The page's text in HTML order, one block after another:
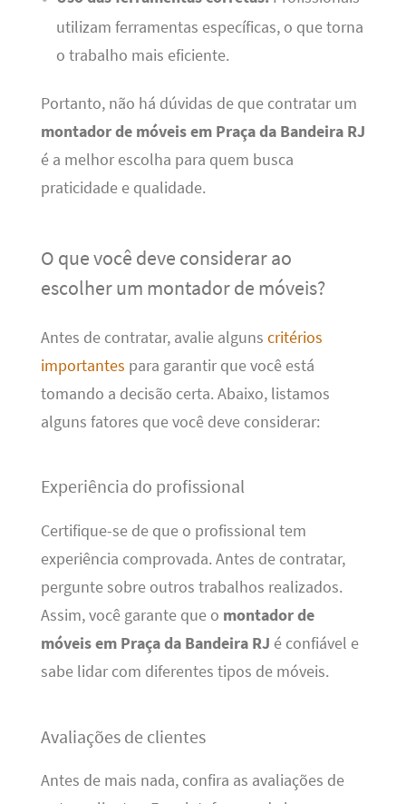
utilizam ferramentas específicas, o que torna
o trabalho mais eficiente.
Portanto, não há dúvidas de que contratar um
montador de móveis em Praça da Bandeira RJ
é a melhor escolha para quem busca
praticidade e qualidade.
O que você deve considerar ao
escolher um montador de móveis?
Antes de contratar, avalie alguns critérios
importantes para garantir que você está
tomando a decisão certa. Abaixo, listamos
alguns fatores que você deve considerar:
Experiência do profissional
Certifique-se de que o profissional tem
experiência comprovada. Antes de contratar,
pergunte sobre outros trabalhos realizados.
Assim, você garante que o montador de
móveis em Praça da Bandeira RJ é confiável e
sabe lidar com diferentes tipos de móveis.
Avaliações de clientes
Antes de mais nada, confira as avaliações de